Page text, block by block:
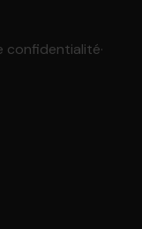
confidentialité·